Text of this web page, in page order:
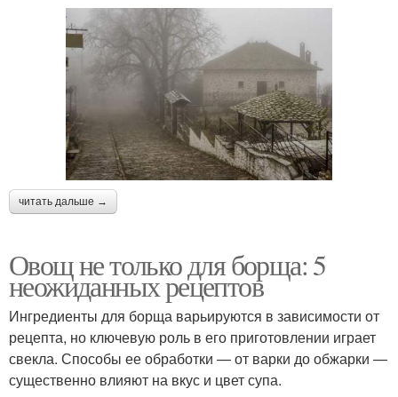
читать дальше →
Овощ не только для борща: 5
неожиданных рецептов
Ингредиенты для борща варьируются в зависимости от
рецепта, но ключевую роль в его приготовлении играет
свекла. Способы ее обработки — от варки до обжарки —
существенно влияют на вкус и цвет супа.